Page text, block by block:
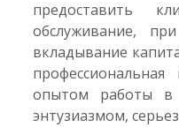
предоставить
обслуживание,
вкладывание
опытом работы в
энтузиазмом,